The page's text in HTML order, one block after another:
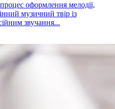
оформлення мелодії,
музичний твір із
звучання...